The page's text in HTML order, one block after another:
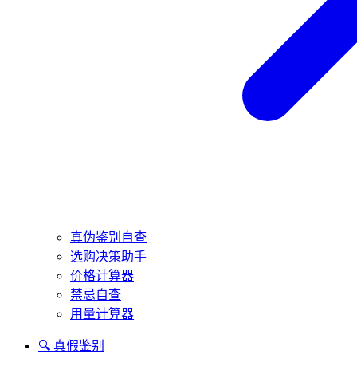
真伪鉴别自查
选购决策助手
价格计算器
禁忌自查
用量计算器
🔍 真假鉴别